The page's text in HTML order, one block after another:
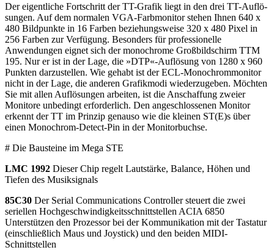
Der eigentliche Fortschritt der TT-Grafik liegt in den drei TT-Auflö-
sungen. Auf dem normalen VGA-Farbmonitor stehen Ihnen 640 x
480 Bildpunkte in 16 Farben beziehungsweise 320 x 480 Pixel in
256 Farben zur Verfügung. Besonders für professionelle
Anwendungen eignet sich der monochrome Großbildschirm TTM
195. Nur er ist in der Lage, die »DTP«-Auflösung von 1280 x 960
Punkten darzustellen. Wie gehabt ist der ECL-Monochrommonitor
nicht in der Lage, die anderen Grafikmodi wiederzugeben. Möchten
Sie mit allen Auflösungen arbeiten, ist die Anschaffung zweier
Monitore unbedingt erforderlich. Den angeschlossenen Monitor
erkennt der TT im Prinzip genauso wie die kleinen ST(E)s über
einen Monochrom-Detect-Pin in der Monitorbuchse.
# Die Bausteine im Mega STE
LMC 1992 Dieser Chip regelt Lautstärke, Balance, Höhen und
Tiefen des Musiksignals
85C30 Der Serial Communications Controller steuert die zwei
seriellen Hochgeschwindigkeitsschnittstellen ACIA 6850
Unterstützen den Prozessor bei der Kommunikation mit der Tastatur
(einschließlich Maus und Joystick) und den beiden MIDI-
Schnittstellen